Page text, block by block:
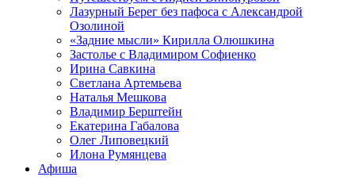
Лазурный Берег без пафоса с Александрой
Озолиной
«Задние мысли» Кирилла Олюшкина
Застолье с Владимиром Софиенко
Ирина Савкина
Светлана Артемьева
Наталья Мешкова
Владимир Берштейн
Екатерина Габалова
Олег Липовецкий
Илона Румянцева
Афиша